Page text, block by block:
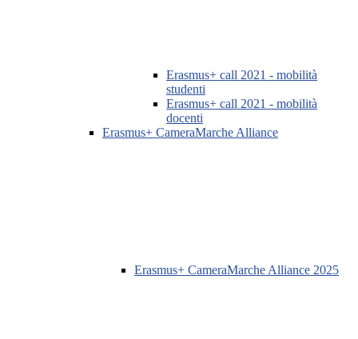
Erasmus+ call 2021 - mobilità
studenti
Erasmus+ call 2021 - mobilità
docenti
Erasmus+ CameraMarche Alliance
Erasmus+ CameraMarche Alliance 2025